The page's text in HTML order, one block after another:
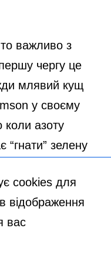
cookies для
відображення
вас